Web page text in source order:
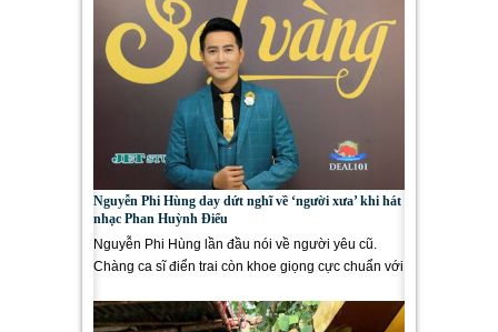
Nguyễn Phi Hùng day dứt nghĩ về ‘người xưa’ khi hát
nhạc Phan Huỳnh Điểu
Nguyễn Phi Hùng lần đầu nói về người yêu cũ.
Chàng ca sĩ điển trai còn khoe giọng cực chuẩn với